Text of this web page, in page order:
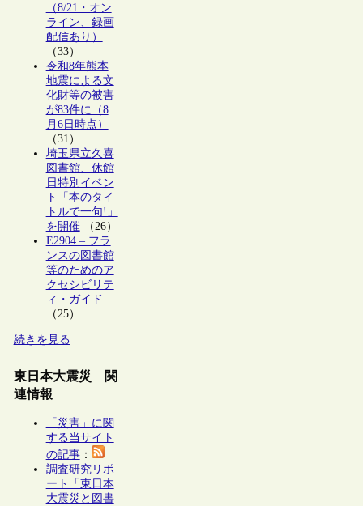
（8/21・オン
ライン、録画
配信あり）
（33）
令和8年熊本
地震による文
化財等の被害
が83件に（8
月6日時点）
（31）
埼玉県立久喜
図書館、休館
日特別イベン
ト「本のタイ
トルで一句!」
を開催（26）
E2904 – フラ
ンスの図書館
等のためのア
クセシビリテ
ィ・ガイド
（25）
続きを見る
東日本大震災 関
連情報
「災害」に関
する当サイト
の記事：
調査研究リポ
ート「東日本
大震災と図書